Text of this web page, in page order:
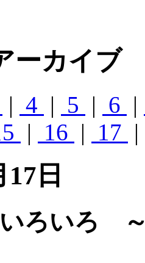
ーカイブ
| 4 | 5 | 6 |
| 16 | 17 |
日
ろいろ